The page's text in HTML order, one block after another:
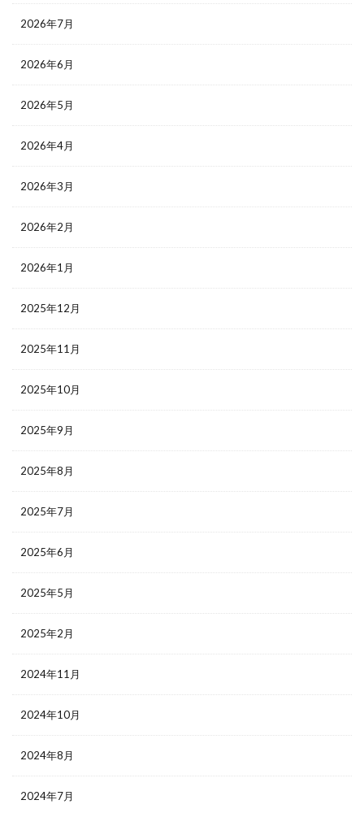
2026年7月
2026年6月
2026年5月
2026年4月
2026年3月
2026年2月
2026年1月
2025年12月
2025年11月
2025年10月
2025年9月
2025年8月
2025年7月
2025年6月
2025年5月
2025年2月
2024年11月
2024年10月
2024年8月
2024年7月